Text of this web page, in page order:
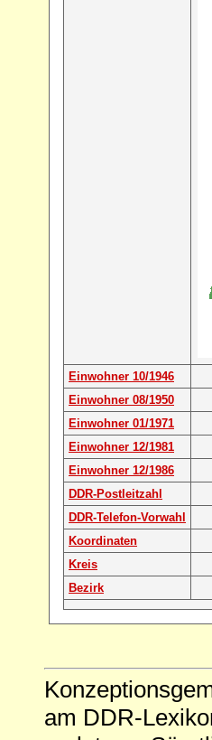
Einwohner 10/1946
Einwohner 08/1950
Einwohner 01/1971
Einwohner 12/1981
Einwohner 12/1986
DDR-Postleitzahl
DDR-Telefon-Vorwahl
Koordinaten
Kreis
Bezirk
am DDR-